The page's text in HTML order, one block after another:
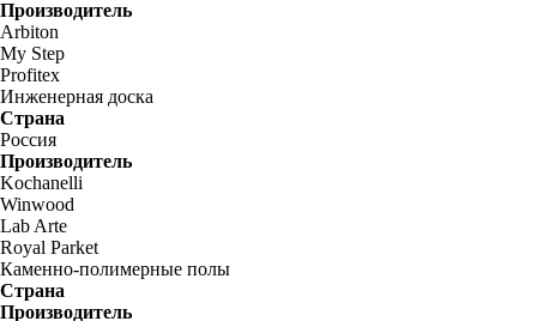
Производитель
Arbiton
My Step
Profitex
Инженерная доска
Страна
Россия
Производитель
Kochanelli
Winwood
Lab Arte
Royal Parket
Каменно-полимерные полы
Страна
Производитель